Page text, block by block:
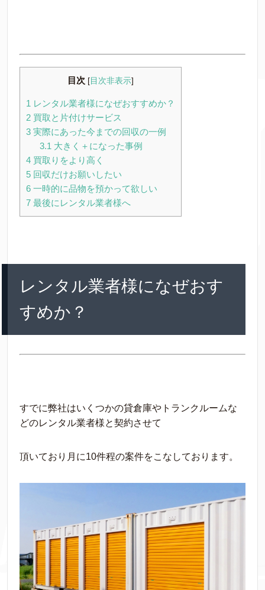
目次 [ 目次非表示]
1 レンタル業者様になぜおすすめか？
2 買取と片付けサービス
3 実際にあった今までの回収の一例
3.1 大きく＋になった事例
4 買取りをより高く
5 回収だけお願いしたい
6 一時的に品物を預かって欲しい
7 最後にレンタル業者様へ
レンタル業者様になぜおす
すめか？
すでに弊社はいくつかの貸倉庫やトランクルームな
どのレンタル業者様と契約させて
頂いており月に10件程の案件をこなしております。